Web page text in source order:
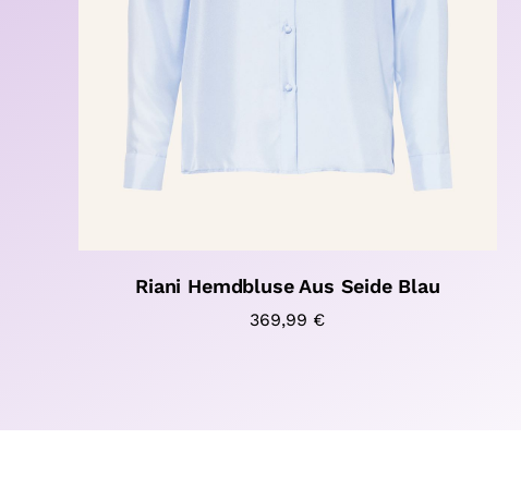
Riani Hemdbluse Aus Seide Blau
369,99 €